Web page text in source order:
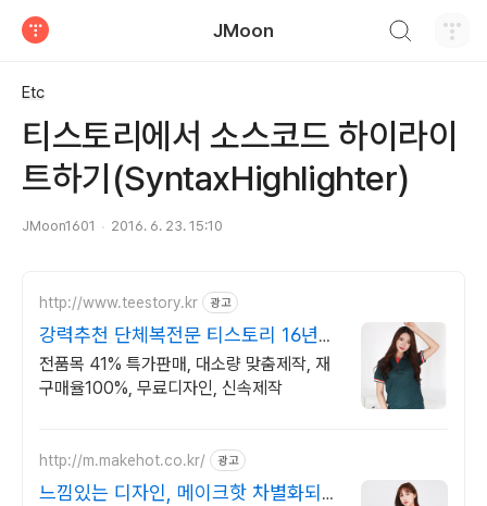
JMoon
Etc
티스토리에서 소스코드 하이라이
트하기(SyntaxHighlighter)
JMoon1601 2016. 6. 23. 15:10
http://www.teestory.kr 광고
강력추천 단체복전문 티스토리 16년
전통의 전문업체
전품목 41% 특가판매, 대소량 맞춤제작, 재
구매율100%, 무료디자인, 신속제작
http://m.makehot.co.kr/ 광고
느낌있는 디자인, 메이크핫 차별화되고